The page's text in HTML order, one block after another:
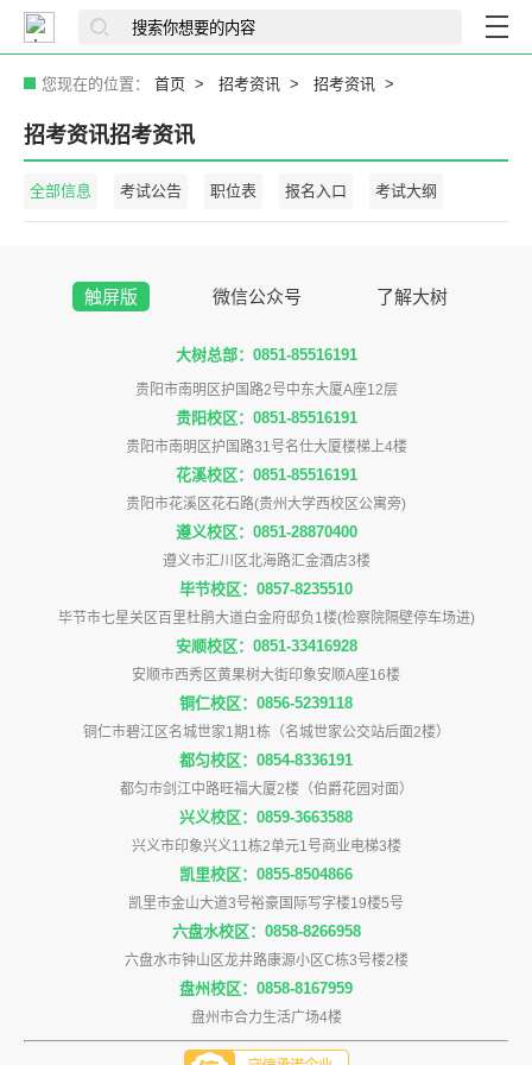
您现在的位置： 首页 招考资讯 招考资讯
招考资讯招考资讯
全部信息 考试公告 职位表 报名入口 考试大纲
触屏版 微信公众号 了解大树
大树总部：0851-85516191
贵阳市南明区护国路2号中东大厦A座12层
贵阳校区：0851-85516191
贵阳市南明区护国路31号名仕大厦楼梯上4楼
花溪校区：0851-85516191
贵阳市花溪区花石路(贵州大学西校区公寓旁)
遵义校区：0851-28870400
遵义市汇川区北海路汇金酒店3楼
毕节校区：0857-8235510
毕节市七星关区百里杜鹃大道白金府邸负1楼(检察院隔壁停车场进)
安顺校区：0851-33416928
安顺市西秀区黄果树大街印象安顺A座16楼
铜仁校区：0856-5239118
铜仁市碧江区名城世家1期1栋（名城世家公交站后面2楼）
都匀校区：0854-8336191
都匀市剑江中路旺福大厦2楼（伯爵花园对面）
兴义校区：0859-3663588
兴义市印象兴义11栋2单元1号商业电梯3楼
凯里校区：0855-8504866
凯里市金山大道3号裕豪国际写字楼19楼5号
六盘水校区：0858-8266958
六盘水市钟山区龙井路康源小区C栋3号楼2楼
盘州校区：0858-8167959
盘州市合力生活广场4楼